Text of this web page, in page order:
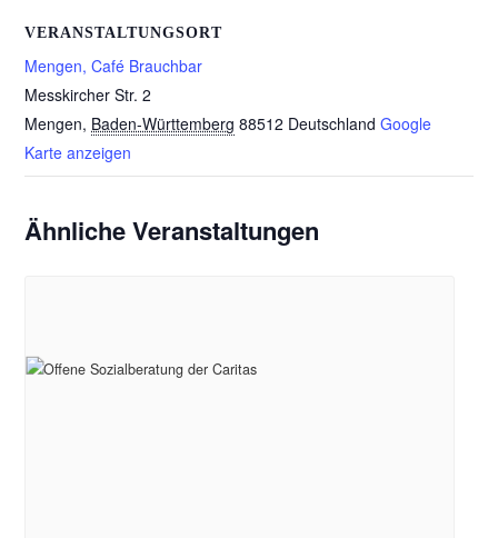
VERANSTALTUNGSORT
Mengen, Café Brauchbar
Messkircher Str. 2
Mengen, Baden-Württemberg 88512 Deutschland Google
Karte anzeigen
Ähnliche Veranstaltungen